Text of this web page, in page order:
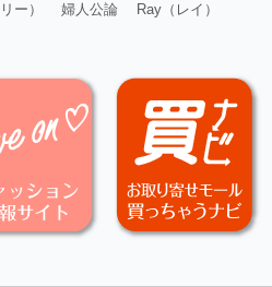
ー） 婦人公論
Ray（レイ）